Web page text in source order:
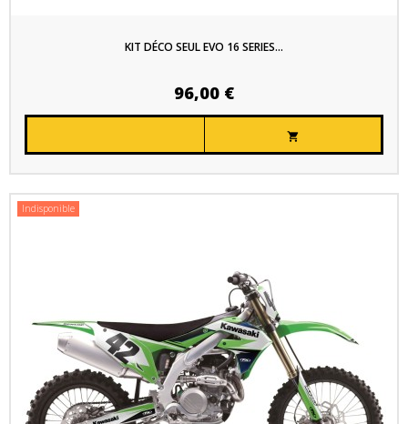
KIT DÉCO SEUL EVO 16 SERIES...
96,00 €

Indisponible